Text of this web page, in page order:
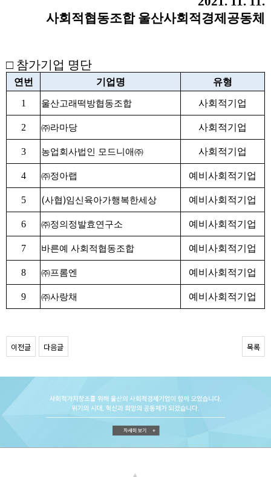
사회적협동조합 울산사회적경제공동체
□ 참가기업 명단
연번 기업명 유형
1 울산고래떡방협동조합 사회적기업
2 ㈜라마당 사회적기업
3 농업회사법인 모드니애㈜ 사회적기업
4 ㈜정아랩 예비사회적기업
5 (사협)임신육아가행복한세상 예비사회적기업
6 ㈜정의정발효연구소 예비사회적기업
7 바른예 사회적협동조합 예비사회적기업
8 ㈜프롬엔 예비사회적기업
9 ㈜사랑채 예비사회적기업
이전글 다음글 목록